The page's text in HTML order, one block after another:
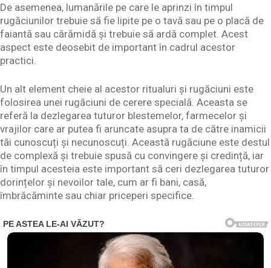
De asemenea, lumanările pe care le aprinzi în timpul
rugăciunilor trebuie să fie lipite pe o tavă sau pe o placă de
faiantă sau cărămidă și trebuie să ardă complet. Acest
aspect este deosebit de important în cadrul acestor
practici.
Un alt element cheie al acestor ritualuri și rugăciuni este
folosirea unei rugăciuni de cerere specială. Aceasta se
referă la dezlegarea tuturor blestemelor, farmecelor și
vrajilor care ar putea fi aruncate asupra ta de către inamicii
tăi cunoscuți și necunoscuți. Această rugăciune este destul
de complexă și trebuie spusă cu convingere și credință, iar
în timpul acesteia este important să ceri dezlegarea tuturor
dorințelor și nevoilor tale, cum ar fi bani, casă,
îmbrăcăminte sau chiar priceperi specifice.